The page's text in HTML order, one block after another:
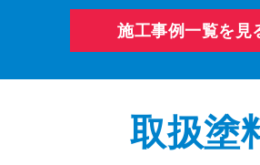
施⼯事例⼀覧を⾒
取扱塗